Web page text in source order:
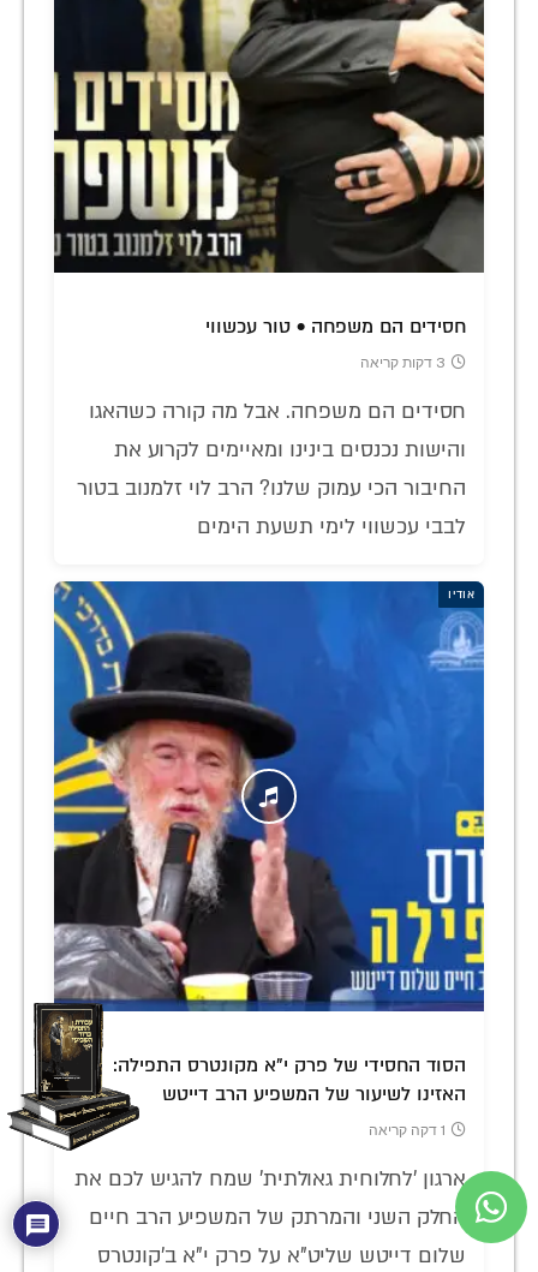
חסידים הם משפחה • טור עכשווי
3 דקות קריאה
חסידים הם משפחה. אבל מה קורה כשהאגו
והישות נכנסים בינינו ומאיימים לקרוע את
החיבור הכי עמוק שלנו? הרב לוי זלמנוב בטור
לבבי עכשווי לימי תשעת הימים
אודיו
הסוד החסידי של פרק י"א מקונטרס התפילה:
האזינו לשיעור של המשפיע הרב דייטש
1 דקה קריאה
ארגון 'לחלוחית גאולתית' שמח להגיש לכם את
החלק השני והמרתק של המשפיע הרב חיים
שלום דייטש שליט"א על פרק י"א ב'קונטרס